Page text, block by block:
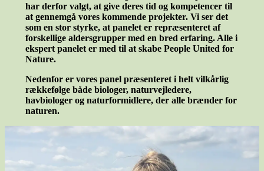
har derfor valgt, at give deres tid og kompetencer til
at gennemgå vores kommende projekter. Vi ser det
som en stor styrke, at panelet er repræsenteret af
forskellige aldersgrupper med en bred erfaring. Alle i
ekspert panelet er med til at skabe People United for
Nature.
Nedenfor er vores panel præsenteret i helt vilkårlig
rækkefølge både biologer, naturvejledere,
havbiologer og naturformidlere, der alle brænder for
naturen.